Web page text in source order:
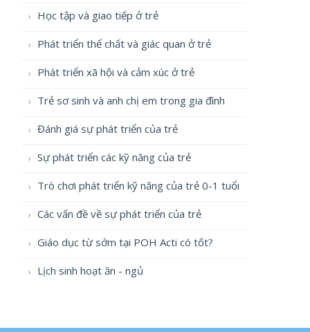
Học tập và giao tiếp ở trẻ
Phát triển thể chất và giác quan ở trẻ
Phát triển xã hội và cảm xúc ở trẻ
Trẻ sơ sinh và anh chị em trong gia đình
Đánh giá sự phát triển của trẻ
Sự phát triển các kỹ năng của trẻ
Trò chơi phát triển kỹ năng của trẻ 0-1 tuổi
Các vấn đề về sự phát triển của trẻ
Giáo dục từ sớm tại POH Acti có tốt?
Lịch sinh hoạt ăn - ngủ